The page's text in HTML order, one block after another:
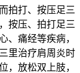
拍打、按压足三
按压、拍打足三
、痛经等疾病，
里治疗肩周炎时
，放松双上肢，